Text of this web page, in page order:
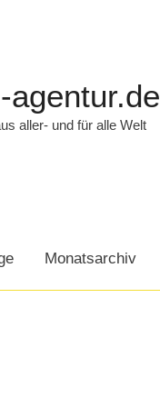
agentur.de
aller- und für alle Welt
Monatsarchiv